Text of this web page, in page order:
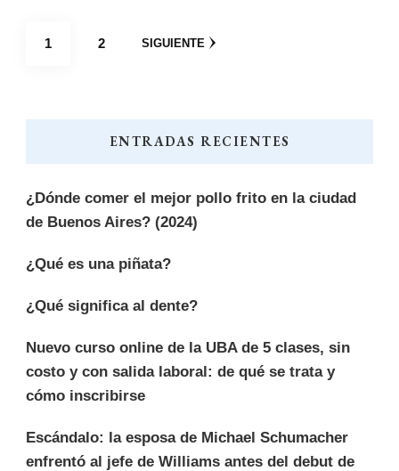
Posts
PÁGINA
1 PÁGINA
2 SIGUIENTE
ENTRADAS RECIENTES
¿Dónde comer el mejor pollo frito en la ciudad
de Buenos Aires? (2024)
¿Qué es una piñata?
¿Qué significa al dente?
Nuevo curso online de la UBA de 5 clases, sin
costo y con salida laboral: de qué se trata y
cómo inscribirse
Escándalo: la esposa de Michael Schumacher
enfrentó al jefe de Williams antes del debut de